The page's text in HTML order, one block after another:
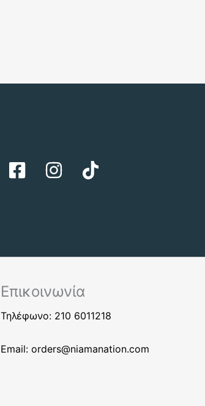
Επικοινωνία
Τηλέφωνο: 210 6011218
Email:orders@niamanation.com